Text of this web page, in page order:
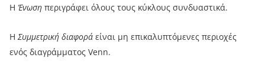
Η Ένωση περιγράφει όλους τους κύκλους συνδυαστικά.
Η Συμμετρική διαφορά είναι μη επικαλυπτόμενες περιοχές
ενός διαγράμματος Venn.